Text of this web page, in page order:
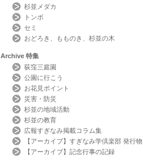
杉並メダカ
トンボ
セミ
おどろき、もものき、杉並の木
Archive 特集
荻窪三庭園
公園に行こう
お花見ポイント
災害・防災
杉並の地域活動
杉並の教育
広報すぎなみ掲載コラム集
【アーカイブ】すぎなみ学倶楽部 発行物
【アーカイブ】記念行事の記録